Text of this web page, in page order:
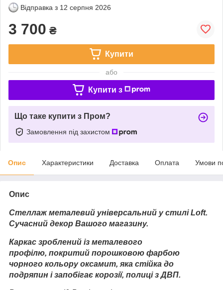
Відправка з 12 серпня 2026
3 700 ₴
Купити
або
Купити з
Що таке купити з Пром?
Замовлення під захистом
Опис Характеристики Доставка Оплата Умови
Опис
Стеллаж металевий універсальний у стилі Loft.
Сучасний декор Вашого магазину.
Каркас зроблений із металевого
профілю, покритий порошковою фарбою
чорного кольору оксамит, яка стійка до
подряпин і запобігає корозії, полиці з ДВП.